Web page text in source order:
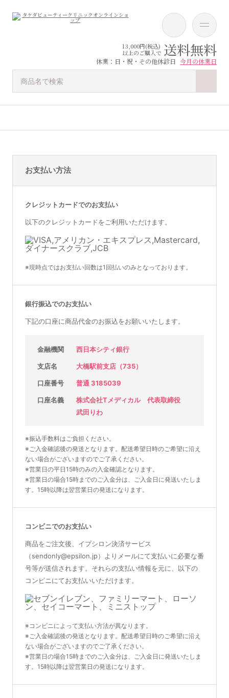
13,000円(税込)
以上のご購入で 送料無料
休業：日・祝・その他休診日 今月の休業日
お支払い方法
クレジットカードでのお支払い
以下のクレジットカードをご利用いただけます。
※現時点ではお支払い回数は1回払いのみとなっております。
銀行振込でのお支払い
下記の口座に商品代金のお振込をお願いいたします。
金融機関 西日本シティ銀行
支店名 大橋駅前支店（735）
口座番号 普通 3185039
口座名義
株式会社Tメディカル 代表取締役
武田りわ
※振込手数料はご負担ください。
※ご入金確認後の発送となります。配送希望日時のご希望に沿え
ない場合がございますのでご了承ください。
※営業日の平日15時のみの入金確認となります。
※営業日の場合15時までのご入金分は、ご入金日に発送いたしま
す。15時以降は翌営業日の発送になります。
コンビニでのお支払い
商品をご注文後、イプシロン決済サービス
（sendonly@epsilon.jp）よりメールにて支払いに必要な番
号等が送信されます。それらの支払い情報を元に、以下の
コンビニにてお支払いいただけます。
※コンビニによって支払い方法が異なります。
※ご入金確認後の発送となります。配送希望日時のご希望に沿え
ない場合がございますのでご了承ください。
※営業日の場合15時までのご入金分は、ご入金日に発送いたしま
す。15時以降は翌営業日の発送になります。